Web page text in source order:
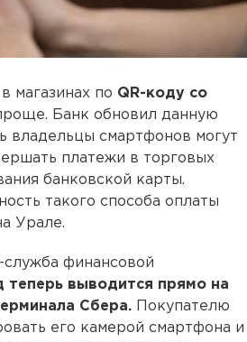
магазинах по QR-коду со
Банк обновил данную
владельцы смартфонов могут
платежи в торговых
банковской карты.
такого способа оплаты
Урале.
финансовой
теперь выводится прямо на
Сбера.
Покупателю
его камерой смартфона и